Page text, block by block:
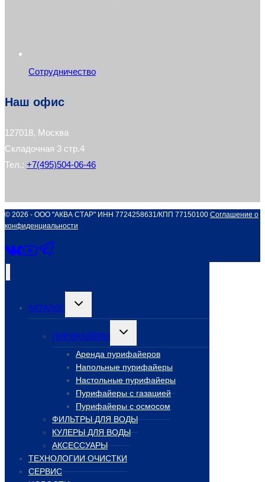
Сотрудничество
Наш офис
127018, Москва
Складочная 3 стр.4
Тел.: +7(495)504-06-46
© 2026 - ООО "АКВА СТАР" ИНН 7724258631/КПП 77150100 Соглашение о
конфиденциальности
КАТАЛОГ
Переключить
меню
ПУРИФАЙЕРЫ
Переключить
меню
Аренда пурифайеров
Напольные пурифайеры
Настольные пурифайеры
Пурифайеры с газацией
Пурифайеры с осмосом
ФИЛЬТРЫ ДЛЯ ВОДЫ
КУЛЕРЫ ДЛЯ ВОДЫ
АКСЕССУАРЫ
ТЕХНОЛОГИИ ОЧИСТКИ
СЕРВИС